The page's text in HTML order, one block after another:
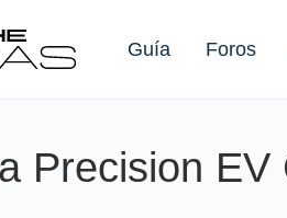
Guía Foros
Precision EV